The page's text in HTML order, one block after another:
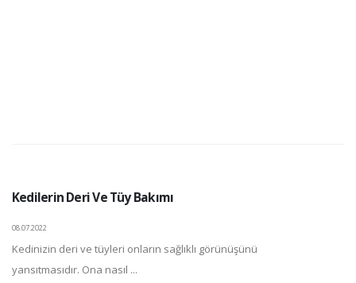
Kedilerin Deri Ve Tüy Bakımı
08.07.2022
Kedinizin deri ve tüyleri onların sağlıklı görünüşünü
yansıtmasıdır. Ona nasıl ...